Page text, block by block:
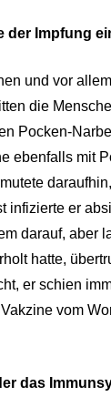
der Impfung
und vor
die
Pocken-
ebenfalls mit
infizierte er
darauf,
hatte,
er schien
vom
das